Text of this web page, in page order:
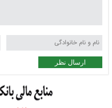
ارسال نظر